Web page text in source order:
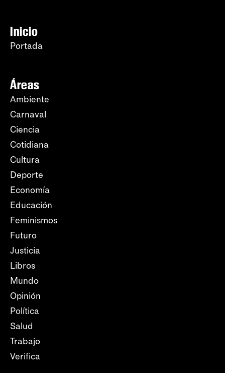
Inicio
Portada
Áreas
Ambiente
Carnaval
Ciencia
Cotidiana
Cultura
Deporte
Economía
Educación
Feminismos
Futuro
Justicia
Libros
Mundo
Opinión
Política
Salud
Trabajo
Verifica